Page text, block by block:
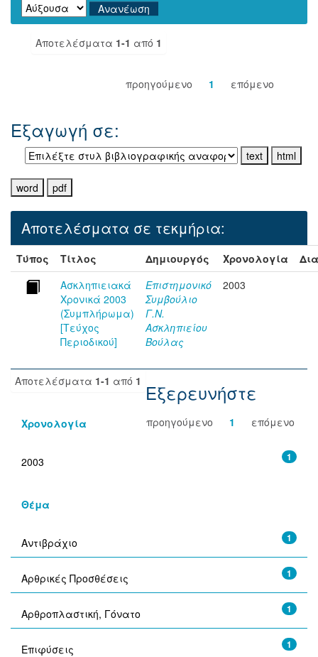
Αποτελέσματα 1-1 από 1
προηγούμενο 1 επόμενο
Εξαγωγή σε:
Αποτελέσματα σε τεκμήρια:
Τύπος Τίτλος Δημιουργός Χρονολογία
Ασκληπιειακά
Χρονικά 2003
(Συμπλήρωμα)
[Τεύχος
Περιοδικού]
Επιστημονικό
Συμβούλιο
Γ.Ν.
Ασκληπιείου
Βούλας
2003
Αποτελέσματα 1-1 από 1
προηγούμενο 1 επόμενο
Εξερευνήστε
Χρονολογία
1
2003
Θέμα
1
Αντιβράχιο
1
Αρθρικές Προσθέσεις
1
Αρθροπλαστική, Γόνατο
1
Επιφύσεις